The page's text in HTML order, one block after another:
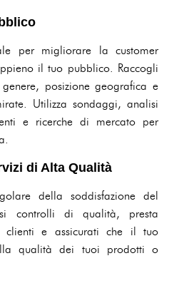
per migliorare la customer
il tuo pubblico. Raccogli
posizione geografica e
Utilizza sondaggi, analisi
e ricerche di mercato per
di Alta Qualità
della soddisfazione del
controlli di qualità, presta
clienti e assicurati che il tuo
qualità dei tuoi prodotti o